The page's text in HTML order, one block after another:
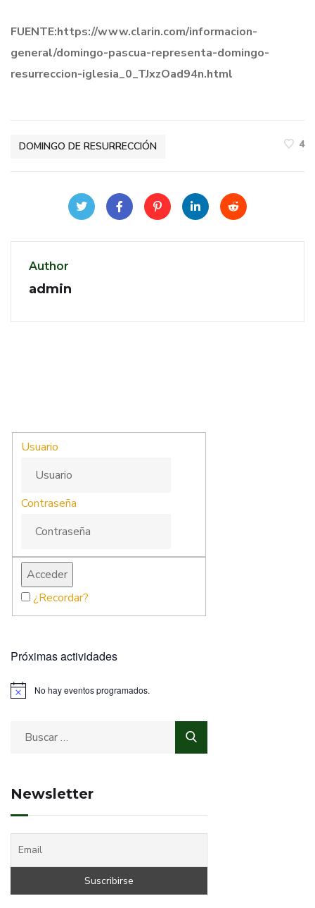
FUENTE:https://www.clarin.com/informacion-
general/domingo-pascua-representa-domingo-
resurreccion-iglesia_0_TJxzOad94n.html
DOMINGO DE RESURRECCIÓN 4
Author
admin
Usuario
Contraseña
¿Recordar?
Próximas actividades
No hay eventos programados.
Newsletter